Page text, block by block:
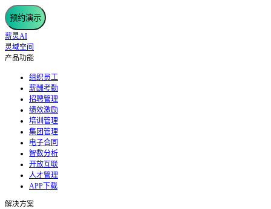
预约演示
薪灵AI
灵域空间
产品功能
组织员工
薪酬考勤
招聘管理
绩效激励
培训管理
集团管理
电子合同
智数分析
开放互联
人才管理
APP下载
解决方案